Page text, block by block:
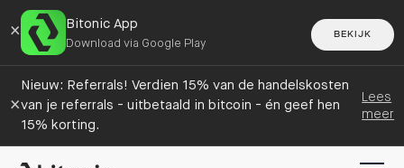
× Bitonic App
Download via Google Play
BEKIJK
×
Nieuw: Referrals! Verdien 15% van de handelskosten
van je referrals - uitbetaald in bitcoin - én geef hen
15% korting.
Lees
meer